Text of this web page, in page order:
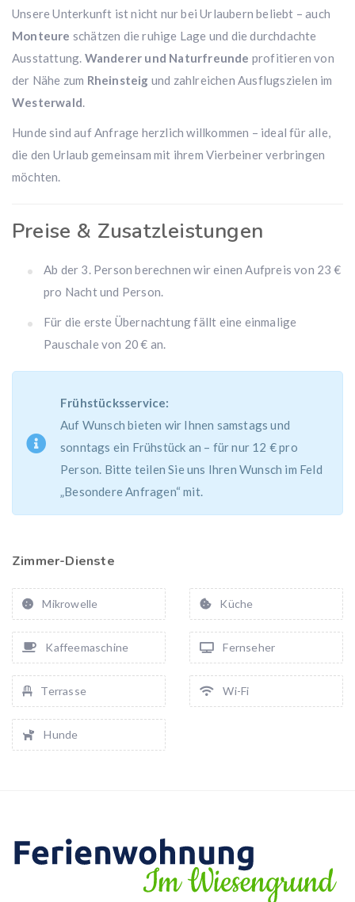
Unsere Unterkunft ist nicht nur bei Urlaubern beliebt – auch
Monteure schätzen die ruhige Lage und die durchdachte
Ausstattung. Wanderer und Naturfreunde profitieren von
der Nähe zum Rheinsteig und zahlreichen Ausflugszielen im
Westerwald.
Hunde sind auf Anfrage herzlich willkommen – ideal für alle,
die den Urlaub gemeinsam mit ihrem Vierbeiner verbringen
möchten.
Preise & Zusatzleistungen
Ab der 3. Person berechnen wir einen Aufpreis von 23 €
pro Nacht und Person.
Für die erste Übernachtung fällt eine einmalige
Pauschale von 20 € an.
Frühstücksservice:
Auf Wunsch bieten wir Ihnen samstags und
sonntags ein Frühstück an – für nur 12 € pro
Person. Bitte teilen Sie uns Ihren Wunsch im Feld
„Besondere Anfragen“ mit.
Zimmer-Dienste
Mikrowelle Küche
Kaffeemaschine Fernseher
Terrasse Wi-Fi
Hunde